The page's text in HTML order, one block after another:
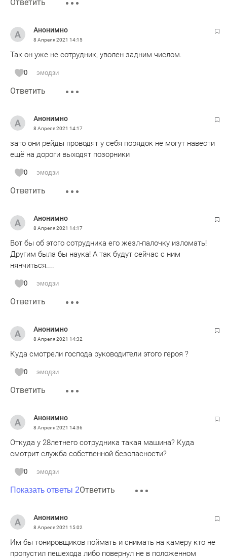
Ответить
Анонимно
8 Апреля 2021 14:15
Так он уже не сотрудник, уволен задним числом.
0 эмодзи
Ответить
Анонимно
8 Апреля 2021 14:17
зато они рейды проводят у себя порядок не могут навести
ещё на дороги выходят позорники
0 эмодзи
Ответить
Анонимно
8 Апреля 2021 14:17
Вот бы об этого сотрудника его жезл-палочку изломать!
Другим была бы наука! А так будут сейчас с ним
нянчиться....
0 эмодзи
Ответить
Анонимно
8 Апреля 2021 14:32
Куда смотрели господа руководители этого героя ?
0 эмодзи
Ответить
Анонимно
8 Апреля 2021 14:36
Откуда у 28летнего сотрудника такая машина? Куда
смотрит служба собственной безопасности?
0 эмодзи
Показать ответы 2Ответить
Анонимно
8 Апреля 2021 15:02
Им бы тонировщиков поймать и снимать на камеру кто не
пропустил пешехода либо повернул не в положенном